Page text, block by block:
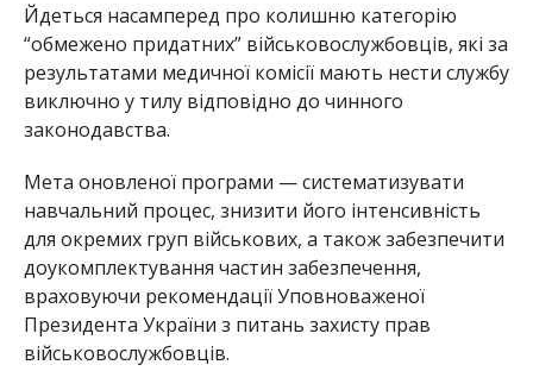
Йдеться насамперед про колишню категорію
“обмежено придатних” військовослужбовців, які за
результатами медичної комісії мають нести службу
виключно у тилу відповідно до чинного
законодавства.
Мета оновленої програми — систематизувати
навчальний процес, знизити його інтенсивність
для окремих груп військових, а також забезпечити
доукомплектування частин забезпечення,
враховуючи рекомендації Уповноваженої
Президента України з питань захисту прав
військовослужбовців.